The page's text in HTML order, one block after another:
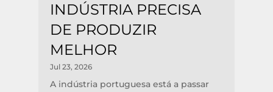
INDÚSTRIA PRECISA
DE PRODUZIR
MELHOR
Jul 23, 2026
A indústria portuguesa está a passar